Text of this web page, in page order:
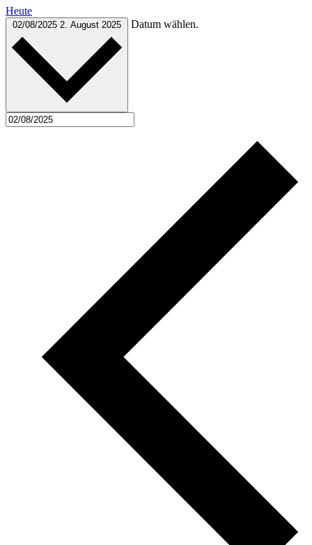
Heute
02/08/2025 2. August 2025 Datum wählen.